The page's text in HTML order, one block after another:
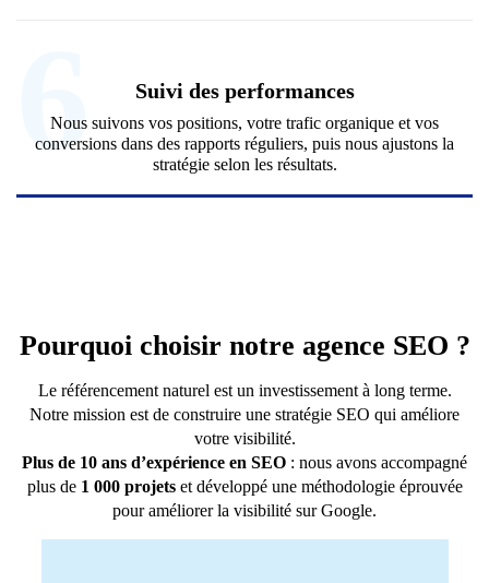
6 Suivi des performances
Nous suivons vos positions, votre trafic organique et vos
conversions dans des rapports réguliers, puis nous ajustons la
stratégie selon les résultats.
Pourquoi choisir notre agence SEO ?
Le référencement naturel est un investissement à long terme.
Notre mission est de construire une stratégie SEO qui améliore
votre visibilité.
Plus de 10 ans d’expérience en SEO : nous avons accompagné
plus de 1 000 projetset développé une méthodologie éprouvée
pour améliorer la visibilité sur Google.